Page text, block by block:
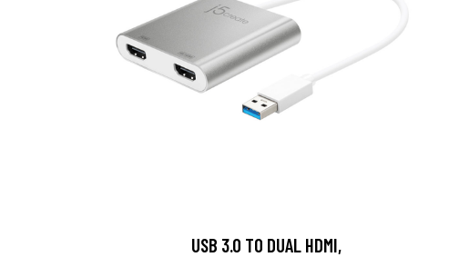
USB 3.0 TO DUAL HDMI,